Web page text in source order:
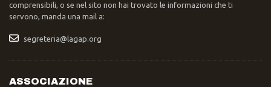
comprensibili, o se nel sito non hai trovato le informazioni che ti
servono, manda una mail a:
segreteria@lagap.org
ASSOCIAZIONE